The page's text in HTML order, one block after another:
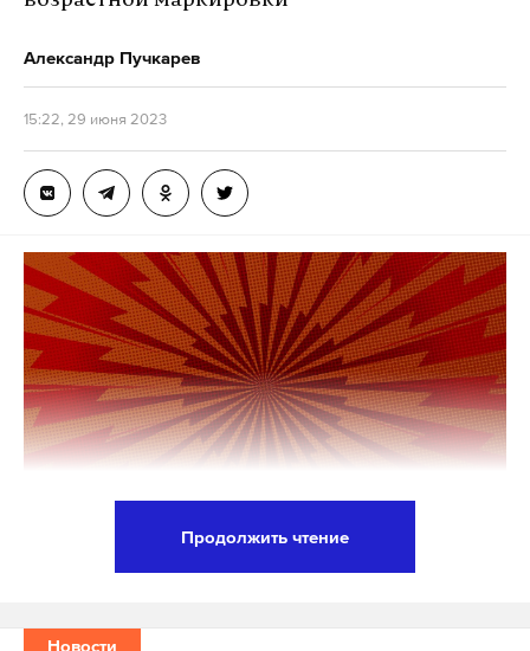
Александр Пучкарев
15:22, 29 июня 2023
демонстрацию нетрадиционных отношений
Продолжить чтение
Новости